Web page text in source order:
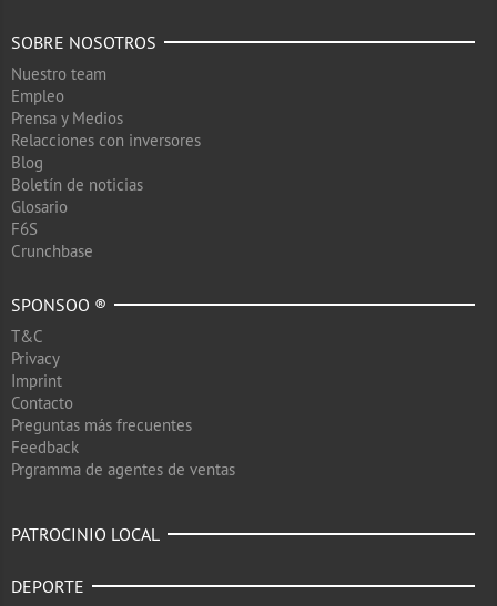
SOBRE NOSOTROS
Nuestro team
Empleo
Prensa y Medios
Relacciones con inversores
Blog
Boletín de noticias
Glosario
F6S
Crunchbase
SPONSOO ®
T&C
Privacy
Imprint
Contacto
Preguntas más frecuentes
Feedback
Prgramma de agentes de ventas
PATROCINIO LOCAL
DEPORTE